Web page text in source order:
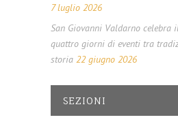
7 luglio 2026
San Giovanni Valdarno celebra
quattro giorni di eventi tra
storia 22 giugno 2026
SEZIONI